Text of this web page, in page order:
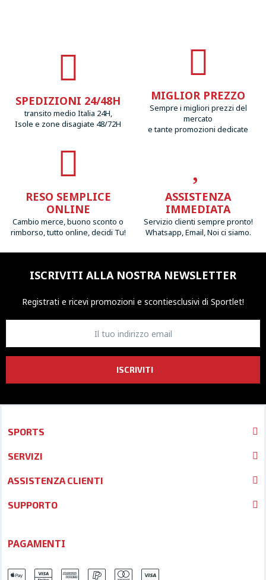
SPEDIZIONI 24/48H
transito medio Italia 24H,
Isole e zone disagiate 48/72H
MIGLIOR PREZZO
Sempre i migliori prezzi del
mercato
e tante promozioni dedicate
RESO SEMPLICE
ONLINE
Cambio merce, buono sconto o
rimborso, tutto online, decidi Tu!
ASSISTENZA
IMMEDIATA
Servizio clienti sempre pronto!
Whatsapp, Email, Noi ci siamo.
ISCRIVITI ALLA NOSTRA NEWSLETTER
Registrati e ricevi promozioni e scontiesclusivi di Sportlet!
ISCRIVITI
SPORTS
SERVIZI
ASSISTENZA CLIENTI
SUPPORTO
PAGAMENTI